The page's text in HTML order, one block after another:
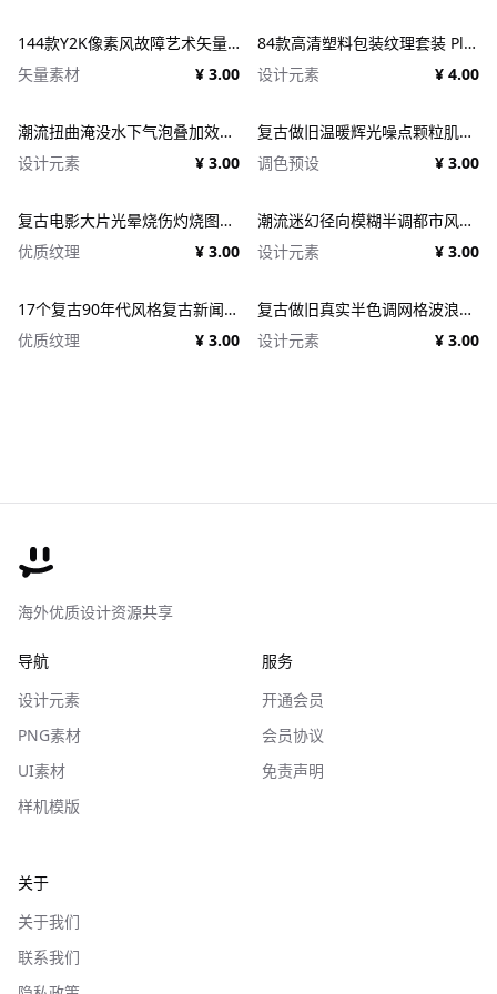
144款Y2K像素风故障艺术矢量元素 Dithering Bitmap Vector Shapes Collection
矢量素材
¥ 3.00
84款高清塑料包装纹理套装 Plastic Textures
设计元素
¥ 4.00
潮流扭曲淹没水下气泡叠加效果照片人像修图PS特效滤镜插件样机 Deluge Underwater Photo Effect
设计元素
¥ 3.00
复古做旧温暖辉光噪点颗粒肌理人像图像修图PS特效滤镜插件样机模板+LUT调色预设 EFCO LOOKS: VERSION 1.0
调色预设
¥ 3.00
复古电影大片光晕烧伤灼烧图片照片后期处理特效PSD样机 Light Leaks Overlays Template
优质纹理
¥ 3.00
潮流迷幻径向模糊半调都市风人像图像PS修图特效滤镜样机模板 Halftone Spinning Blur Photo Effect
设计元素
¥ 3.00
17个复古90年代风格复古新闻纸纹理广告PSD模板 1950s Style Retro Ad Templates
优质纹理
¥ 3.00
复古做旧真实半色调网格波浪印刷肌理特效PSD设计图片照片处理特效生成器 Goblin Printer - Halftone Effects
设计元素
¥ 3.00
海外优质设计资源共享
导航
设计元素
PNG素材
UI素材
样机模版
服务
开通会员
会员协议
免责声明
关于
关于我们
联系我们